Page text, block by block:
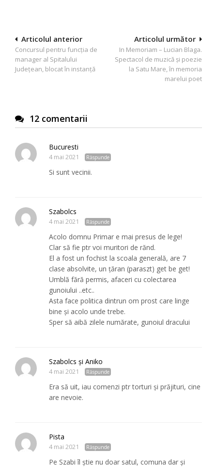
Navigare
în
articole
Articolul următor
In Memoriam – Lucian Blaga.
Spectacol de muzică și poezie
la Satu Mare, în memoria
marelui poet
Articolul anterior
Concursul pentru funcția de
manager al Spitalului
Județean, blocat în instanță
12 comentarii
Bucuresti
4 mai 2021 Răspunde
Si sunt vecinii.
Szabolcs
4 mai 2021 Răspunde
Acolo domnu Primar e mai presus de lege!
Clar să fie ptr voi muritori de rănd.
El a fost un fochist la scoala generală, are 7
clase absolvite, un țăran (paraszt) get be get!
Umblă fără permis, afaceri cu colectarea
gunoiului ..etc..
Asta face politica dintrun om prost care linge
bine şi acolo unde trebe.
Sper să aibă zilele numărate, gunoiul dracului
Szabolcs şi Aniko
4 mai 2021 Răspunde
Era să uit, iau comenzi ptr torturi şi prăjituri, cine
are nevoie.
Pista
4 mai 2021 Răspunde
Pe Szabi îl știe nu doar satul, comuna dar și